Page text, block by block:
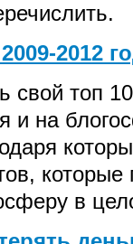
2012
свой топ
и на
в